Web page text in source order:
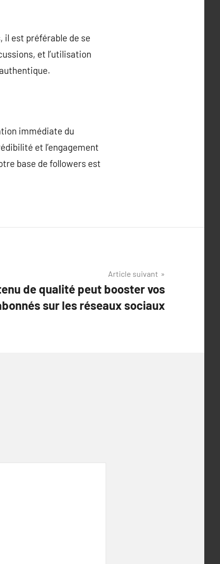
il est préférable de se
et l’utilisation
immédiate du
et l’engagement
base de followers est
Article suivant
de qualité peut booster vos
sur les réseaux sociaux